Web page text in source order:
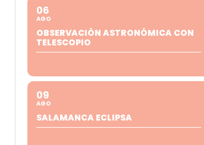
06
AGO
OBSERVACIÓN ASTRONÓMICA CON
TELESCOPIO
09
AGO
SALAMANCA ECLIPSA